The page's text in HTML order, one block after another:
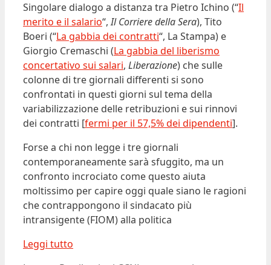
Singolare dialogo a distanza tra Pietro Ichino (“Il
merito e il salario“,Il Corriere della Sera), Tito
Boeri (“La gabbia dei contratti“, La Stampa) e
Giorgio Cremaschi (La gabbia del liberismo
concertativo sui salari, Liberazione) che sulle
colonne di tre giornali differenti si sono
confrontati in questi giorni sul tema della
variabilizzazione delle retribuzioni e sui rinnovi
dei contratti [fermi per il 57,5% dei dipendenti].
Forse a chi non legge i tre giornali
contemporaneamente sarà sfuggito, ma un
confronto incrociato come questo aiuta
moltissimo per capire oggi quale siano le ragioni
che contrappongono il sindacato più
intransigente (FIOM) alla politica
Leggi tutto